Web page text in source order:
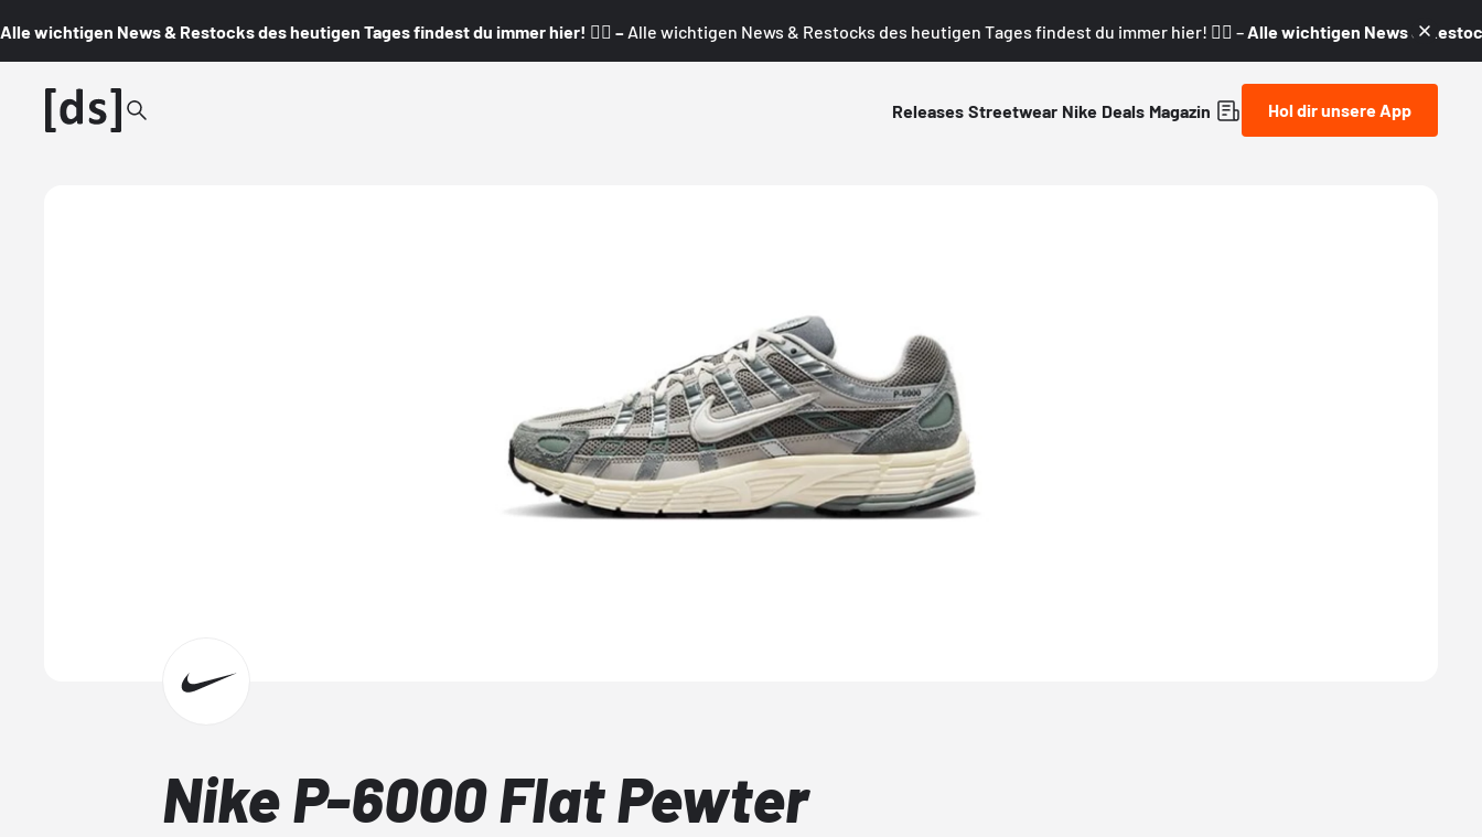
Alle wichtigen News & Restocks des heutigen Tages findest du immer hier! 👇🏼 – Alle wichtigen News & Restocks des heutigen Tages findest du immer hier! 👇🏼 – Alle wichtigen News &
Releases Streetwear Nike Deals Magazin Hol dir unsere App
Nike P-6000 Flat Pewter